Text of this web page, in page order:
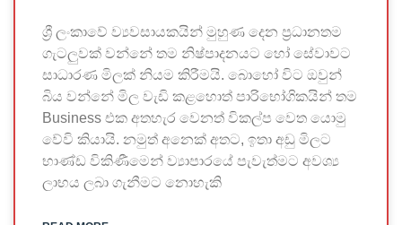
ශ්‍රී ලංකාවේ ව්‍යවසායකයින් මුහුණ දෙන ප්‍රධානතම
ගැටලුවක් වන්නේ තම නිෂ්පාදනයට හෝ සේවාවට
සාධාරණ මිලක් නියම කිරීමයි. බොහෝ විට ඔවුන්
බිය වන්නේ මිල වැඩි කළහොත් පාරිභෝගිකයින් තම
Business එක අතහැර වෙනත් විකල්ප වෙත යොමු
වේවි කියායි. නමුත් අනෙක් අතට, ඉතා අඩු මිලට
භාණ්ඩ විකිණීමෙන් ව්‍යාපාරයේ පැවැත්මට අවශ්‍ය
ලාභය ලබා ගැනීමට නොහැකි